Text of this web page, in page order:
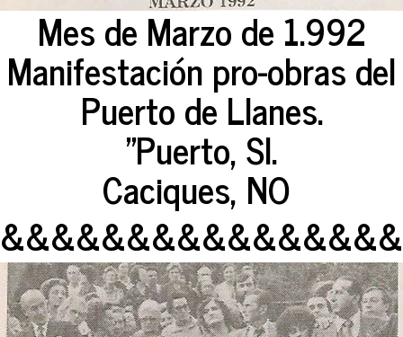
Mes de Marzo de 1.992
Manifestación pro-obras del
Puerto de Llanes.
"Puerto, SI.
Caciques, NO